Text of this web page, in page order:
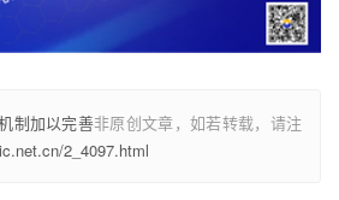
制加以完善非原创文章，如若转载，请注
2_4097.html